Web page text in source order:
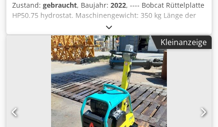
Zustand: gebraucht, Baujahr: 2022, ---- Bobcat Rüttelplatte
HP50.75 hydrostat. Maschinengewicht: 350 kg Länge der
Bodenplatte: 450 mm Codozkz Tkspfx Acdsha
Maschinenlänge: 900 mm Maschinenlänge mit Griff: 1.600
mm Maschinenhöhe: 820 mm Griffhöhe ( Arbeit ): 1.000
mm Griffhöhe ( Transport ): 1.500 mm Maschinenbreite:
450/600/750 mm Motor: Hatz Supra 1D50S Kraftstoff:
Diesel Motorleistung bei U/min: 7 kW bei 3200 Max.
Vibrationsfrequenz: 70 Hz Max: Zentrifugalkraft: 50 kN
Steigfähigkeit: 36 % Amplitude: 1,7 mm
Kleinanzeige